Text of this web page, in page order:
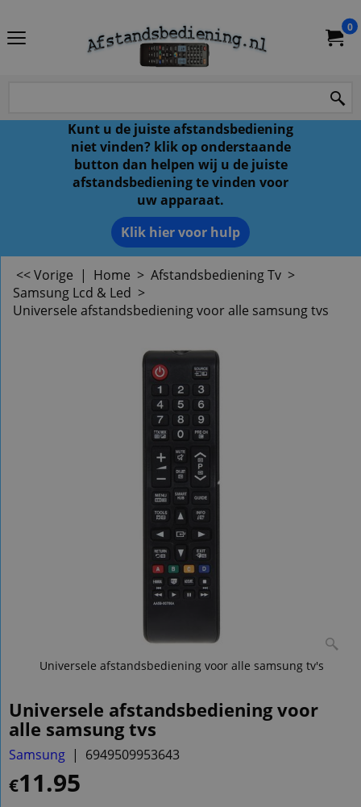
0
Kunt u de juiste afstandsbediening
niet vinden? klik op onderstaande
button dan helpen wij u de juiste
afstandsbediening te vinden voor
uw apparaat.
Klik hier voor hulp
<< Vorige | Home > Afstandsbediening Tv >
Samsung Lcd & Led >
Universele afstandsbediening voor alle samsung tvs
Universele afstandsbediening voor alle samsung tv's
Universele afstandsbediening voor
alle samsung tvs
Samsung 6949509953643
€11.95